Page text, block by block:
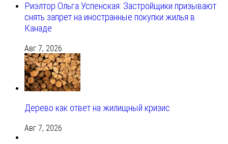
Риэлтор Ольга Успенская: Застройщики призывают
снять запрет на иностранные покупки жилья в
Канаде
Авг 7, 2026
Дерево как ответ на жилищный кризис
Авг 7, 2026